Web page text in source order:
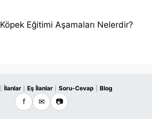
Köpek Eğitimi Aşamaları Nelerdir?
İlanlar Eş İlanlar Soru-Cevap Blog
f ✉ 📷